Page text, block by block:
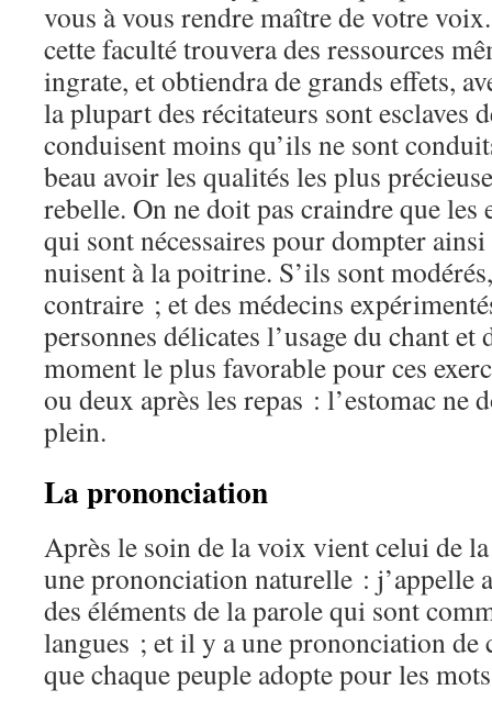
vous à vous rendre maître de votre
cette faculté trouvera des ressources
ingrate, et obtiendra de grands effets,
la plupart des récitateurs sont esclaves
conduisent moins qu’ils ne sont
beau avoir les qualités les plus
rebelle. On ne doit pas craindre que les
qui sont nécessaires pour dompter
nuisent à la poitrine. S’ils sont
contraire ; et des médecins
personnes délicates l’usage du chant
moment le plus favorable pour ces
ou deux après les repas : l’estomac ne
plein.
La prononciation
Après le soin de la voix vient celui de
une prononciation naturelle : j’appelle
des éléments de la parole qui sont
langues ; et il y a une prononciation de
que chaque peuple adopte pour les